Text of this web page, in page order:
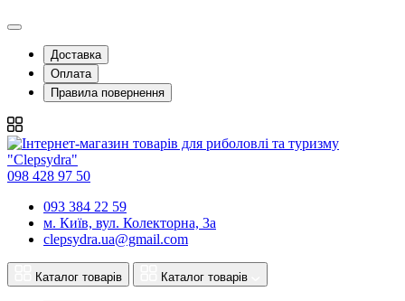
Доставка
Оплата
Правила повернення
098 428 97 50
093 384 22 59
м. Київ, вул. Колекторна, 3а
clepsydra.ua@gmail.com
Каталог товарів Каталог товарів